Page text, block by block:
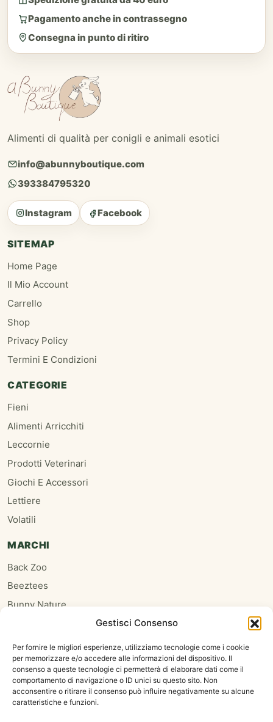
Gestisci Consenso
Per fornire le migliori esperienze, utilizziamo tecnologie come i cookie
per memorizzare e/o accedere alle informazioni del dispositivo. Il
consenso a queste tecnologie ci permetterà di elaborare dati come il
comportamento di navigazione o ID unici su questo sito. Non
acconsentire o ritirare il consenso può influire negativamente su alcune
caratteristiche e funzioni.
Pagamento anche in contrassegno
Consegna in punto di ritiro
Alimenti di qualità per conigli e animali esotici
info@abunnyboutique.com
393384795320
Instagram Facebook
SITEMAP
Home Page
Il Mio Account
Carrello
Shop
Privacy Policy
Termini E Condizioni
CATEGORIE
Fieni
Alimenti Arricchiti
Leccornie
Prodotti Veterinari
Giochi E Accessori
Lettiere
Volatili
MARCHI
Back Zoo
Beeztees
Bunny Nature
Hari
Homefriends
Hugro
Jrfarm